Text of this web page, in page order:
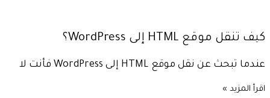
كيف تنقل موقع HTML إلى WordPress؟
عندما تبحث عن نقل موقع HTML إلى WordPress فأنت لا
اقرأ المزيد »